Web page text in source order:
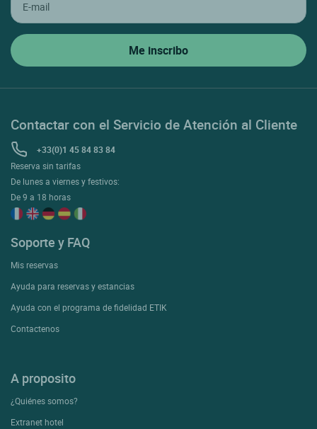
Contactar con el Servicio de Atención al Cliente
+33(0)1 45 84 83 84
Reserva sin tarifas
De lunes a viernes y festivos:
De 9 a 18 horas
Soporte y FAQ
Mis reservas
Ayuda para reservas y estancias
Ayuda con el programa de fidelidad ETIK
Contactenos
A proposito
¿Quiénes somos?
Extranet hotel